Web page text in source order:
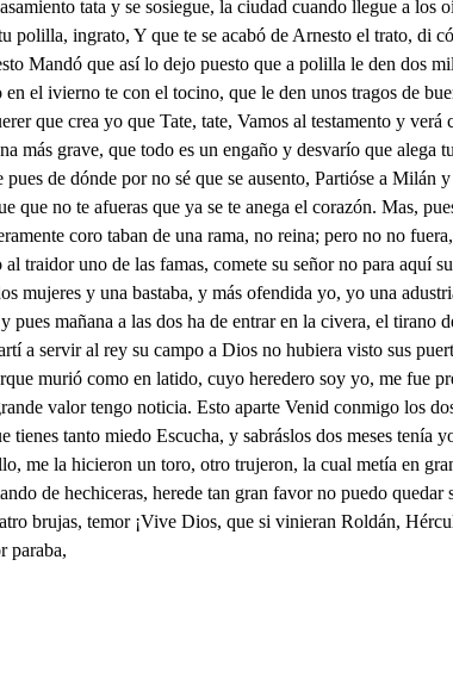
tata y se sosiegue, la ciudad cuando llegue a
polilla, ingrato, Y que te se acabó de Arnesto el trato, di
Mandó que así lo dejo puesto que a polilla le den dos
el ivierno te con el tocino, que le den unos tragos de
que crea yo que Tate, tate, Vamos al testamento y
más grave, que todo es un engaño y desvarío que
de dónde por no sé que se ausento, Partióse a
que no te afueras que ya se te anega el corazón. Mas,
coro taban de una rama, no reina; pero no no
traidor uno de las famas, comete su señor no para
mujeres y una bastaba, y más ofendida yo, yo una
pues mañana a las dos ha de entrar en la civera, el
a servir al rey su campo a Dios no hubiera visto sus
murió como en latido, cuyo heredero soy yo, me
valor tengo noticia. Esto aparte Venid conmigo los
tanto miedo Escucha, y sabráslos dos meses
me la hicieron un toro, otro trujeron, la cual metía en
de hechiceras, herede tan gran favor no puedo
brujas, temor ¡Vive Dios, que si vinieran Roldán,
paraba,